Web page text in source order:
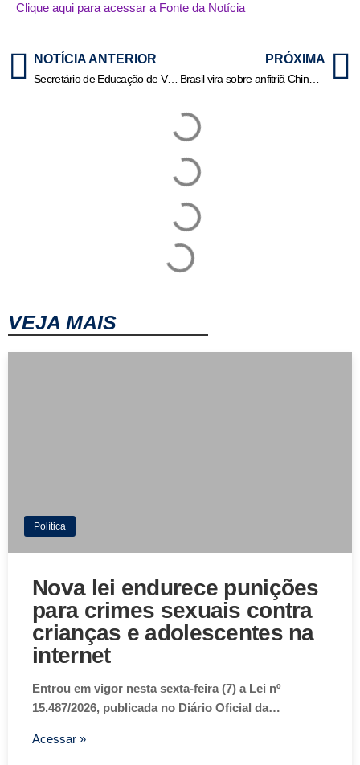
Clique aqui para acessar a Fonte da Notícia
NOTÍCIA ANTERIOR
Secretário de Educação de Várzea Grande (MT) deixa cargo após 3 meses de gestão
PRÓXIMA
Brasil vira sobre anfitriã China e avança à semi da Liga das Nações
VEJA MAIS
Política
Nova lei endurece punições
para crimes sexuais contra
crianças e adolescentes na
internet
Entrou em vigor nesta sexta-feira (7) a Lei nº
15.487/2026, publicada no Diário Oficial da…
Acessar »